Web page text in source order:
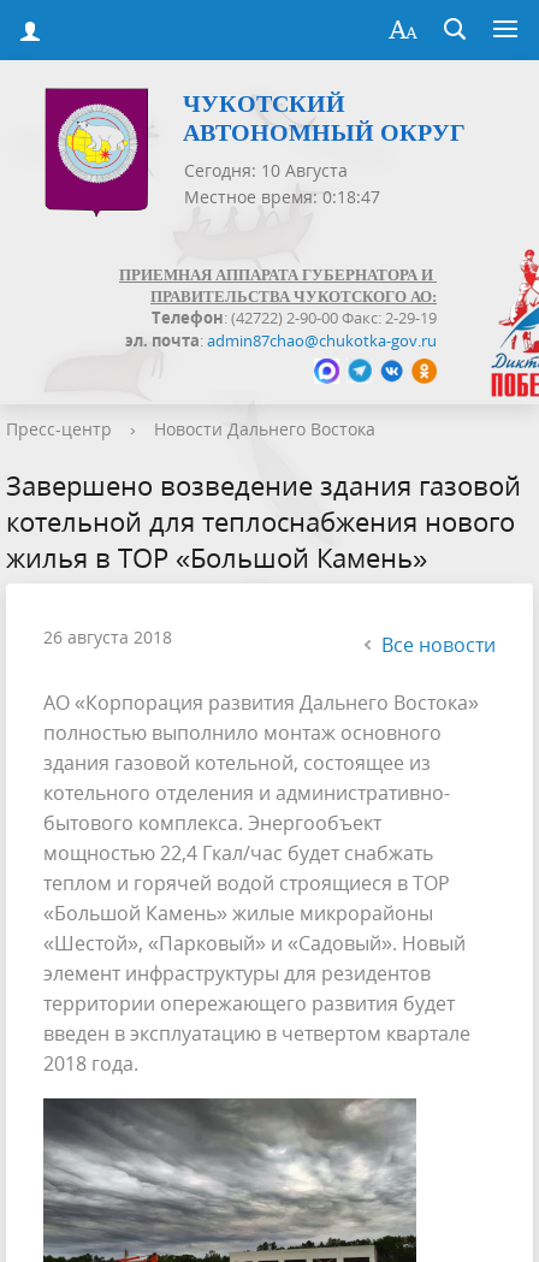
ЧУКОТСКИЙ
АВТОНОМНЫЙ ОКРУГ
Сегодня: 10 Августа
Местное время: 0:18:48
ПРИЕМНАЯ АППАРАТА ГУБЕРНАТОРА И
ПРАВИТЕЛЬСТВА ЧУКОТСКОГО АО:
Телефон: (42722) 2-90-00 Факс: 2-29-19
эл. почта:admin87chao@chukotka-gov.ru
Пресс-центр › Новости Дальнего Востока
Завершено возведение здания газовой
котельной для теплоснабжения нового
жилья в ТОР «Большой Камень»
26 августа 2018 Все новости
АО «Корпорация развития Дальнего Востока»
полностью выполнило монтаж основного
здания газовой котельной, состоящее из
котельного отделения и административно-
бытового комплекса. Энергообъект
мощностью 22,4 Гкал/час будет снабжать
теплом и горячей водой строящиеся в ТОР
«Большой Камень» жилые микрорайоны
«Шестой», «Парковый» и «Садовый». Новый
элемент инфраструктуры для резидентов
территории опережающего развития будет
введен в эксплуатацию в четвертом квартале
2018 года.